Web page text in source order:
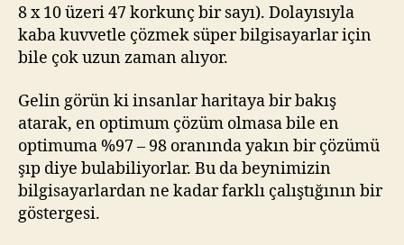
8 x 10 üzeri 47 korkunç bir sayı). Dolayısıyla
kaba kuvvetle çözmek süper bilgisayarlar için
bile çok uzun zaman alıyor.
Gelin görün ki insanlar haritaya bir bakış
atarak, en optimum çözüm olmasa bile en
optimuma %97 – 98 oranında yakın bir çözümü
şıp diye bulabiliyorlar. Bu da beynimizin
bilgisayarlardan ne kadar farklı çalıştığının bir
göstergesi.